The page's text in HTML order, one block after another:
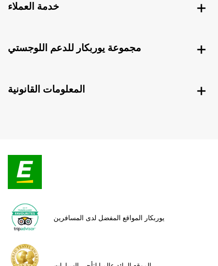
خدمة العملاء
مجموعة يوربكار للدعم اللوجستي
المعلومات القانونية
يوربكار المواقع المفضل لدى المسافرين